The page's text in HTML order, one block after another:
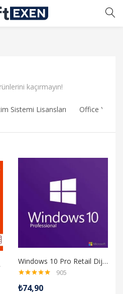
Şifrenizi mi unuttunuz?
kaçırmayın!
Sistemi Lisansları Office
Windows 10 Pro Retail Dijital Lisans Anahtarı
4.98oy aldı
905
₺74,90